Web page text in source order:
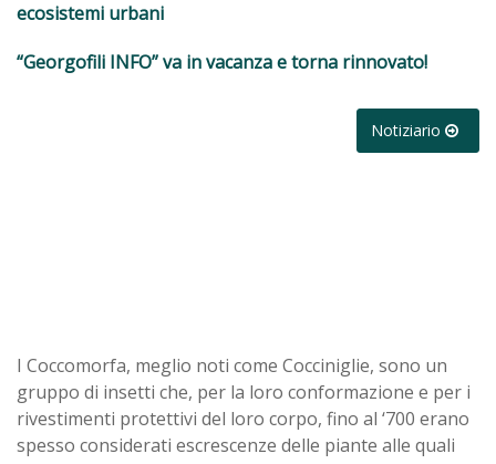
ecosistemi urbani
“Georgofili INFO” va in vacanza e torna rinnovato!
Notiziario
I Coccomorfa, meglio noti come Cocciniglie, sono un
gruppo di insetti che, per la loro conformazione e per i
rivestimenti protettivi del loro corpo, fino al ‘700 erano
spesso considerati escrescenze delle piante alle quali